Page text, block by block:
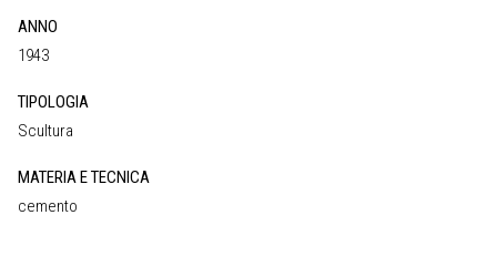
ANNO
1943
TIPOLOGIA
Scultura
MATERIA E TECNICA
cemento